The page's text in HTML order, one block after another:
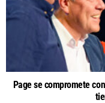
Page se compromete